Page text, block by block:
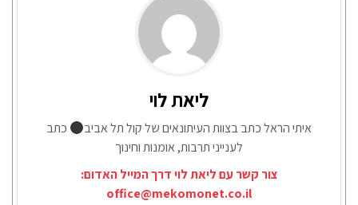
ליאת לוי
איתי הראל כתב בצוות העיתונאים של קול תל אביב
כתב
לענייני תרבות, אומנות וחינוך
צור קשר עם ליאת לוי דרך המייל האדום:
office@mekomonet.co.il